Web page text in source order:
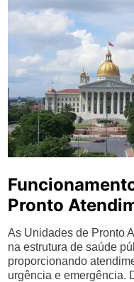
Pronto
As Unidades de Pronto
na estrutura de saúde
proporcionando
urgência e emergência.